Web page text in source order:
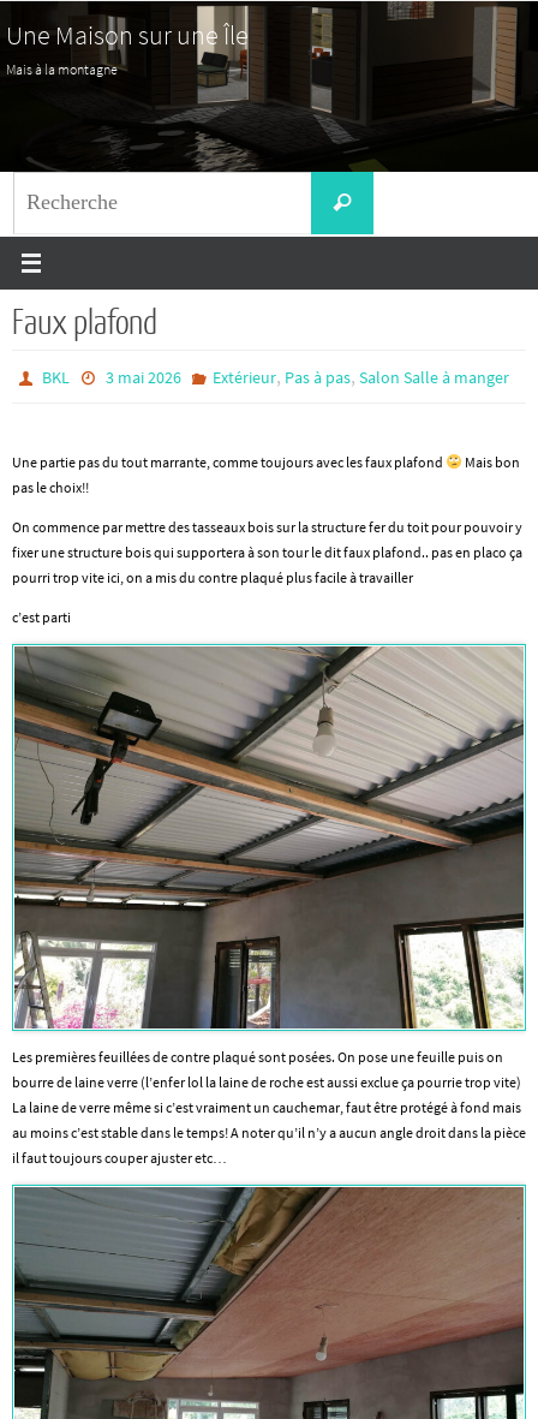
vers
le
Une Maison sur une Île
Mais à la montagne
Recherche
Faux plafond
BKL 3 mai 2026 Extérieur, Pas à pas, Salon Salle à manger
Une partie pas du tout marrante, comme toujours avec les faux plafond
Mais bon
pas le choix!!
On commence par mettre des tasseaux bois sur la structure fer du toit pour pouvoir y
fixer une structure bois qui supportera à son tour le dit faux plafond.. pas en placo ça
pourri trop vite ici, on a mis du contre plaqué plus facile à travailler
c’est parti
Les premières feuillées de contre plaqué sont posées. On pose une feuille puis on
bourre de laine verre (l’enfer lol la laine de roche est aussi exclue ça pourrie trop vite)
La laine de verre même si c’est vraiment un cauchemar, faut être protégé à fond mais
au moins c’est stable dans le temps! A noter qu’il n’y a aucun angle droit dans la pièce
il faut toujours couper ajuster etc…